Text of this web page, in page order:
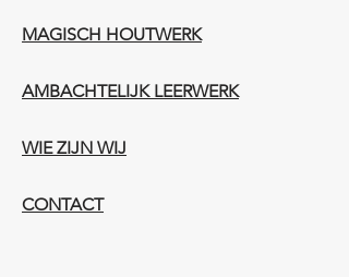
MAGISCH HOUTWERK
AMBACHTELIJK LEERWERK​
WIE ZIJN WIJ​​
CONTACT